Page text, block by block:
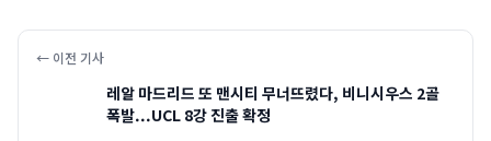
← 이전 기사
레알 마드리드 또 맨시티 무너뜨렸다, 비니시우스 2골
폭발...UCL 8강 진출 확정